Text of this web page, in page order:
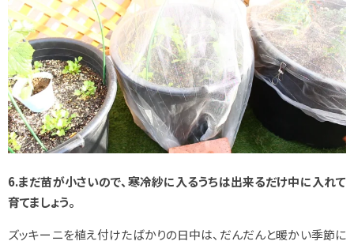
6.まだ苗が小さいので、寒冷紗に入るうちは出来るだけ中に入れて
育てましょう。
ズッキーニを植え付けたばかりの日中は、だんだんと暖かい季節に